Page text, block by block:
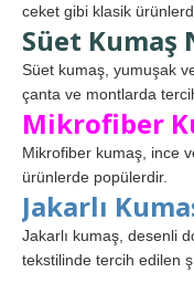
ceket gibi klasik
Süet Kumaş
Süet kumaş, yumuşak
çanta ve montlarda
Mikrofiber
Mikrofiber kumaş, ince
ürünlerde popülerdir.
Jakarlı
Jakarlı kumaş, desenli
tekstilinde tercih edilen